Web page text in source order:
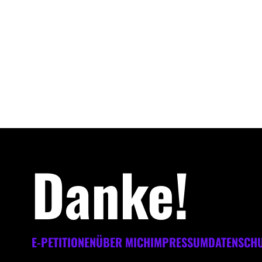
Danke!
E-PETITIONENÜBER MICHIMPRESSUM